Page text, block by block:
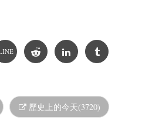
歷史上的今天(3720)